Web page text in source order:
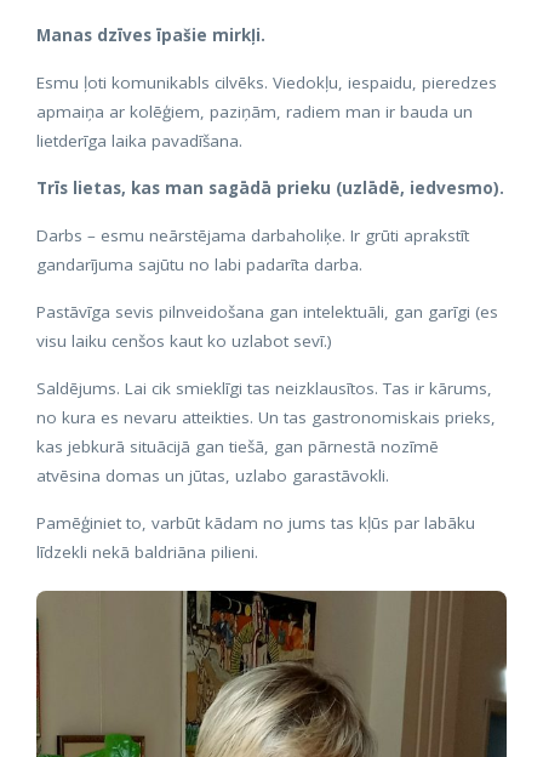
Manas dzīves īpašie mirkļi.
Esmu ļoti komunikabls cilvēks. Viedokļu, iespaidu, pieredzes
apmaiņa ar kolēģiem, paziņām, radiem man ir bauda un
lietderīga laika pavadīšana.
Trīs lietas, kas man sagādā prieku (uzlādē, iedvesmo).
Darbs – esmu neārstējama darbaholiķe. Ir grūti aprakstīt
gandarījuma sajūtu no labi padarīta darba.
Pastāvīga sevis pilnveidošana gan intelektuāli, gan garīgi (es
visu laiku cenšos kaut ko uzlabot sevī.)
Saldējums. Lai cik smieklīgi tas neizklausītos. Tas ir kārums,
no kura es nevaru atteikties. Un tas gastronomiskais prieks,
kas jebkurā situācijā gan tiešā, gan pārnestā nozīmē
atvēsina domas un jūtas, uzlabo garastāvokli.
Pamēģiniet to, varbūt kādam no jums tas kļūs par labāku
līdzekli nekā baldriāna pilieni.